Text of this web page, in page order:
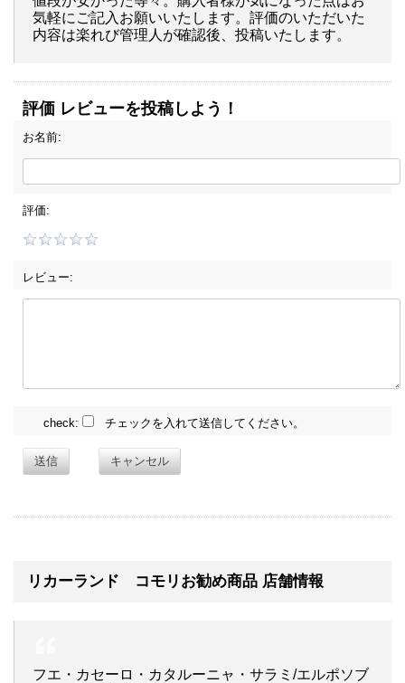
気軽にご記入お願いいたします。評価のいただいた
内容は楽れび管理人が確認後、投稿いたします。
評価 レビューを投稿しよう！
お名前:
評価:
レビュー:
check: チェックを入れて送信してください。
送信 キャンセル
リカーランド コモリお勧め商品 店舗情報
フエ・カセーロ・カタルーニャ・サラミ/エルポソブ